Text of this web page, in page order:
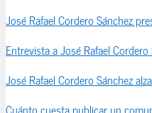
José Rafael Cordero Sánchez
Entrevista a José Rafael
José Rafael Cordero Sánchez
Cuánto cuesta publicar un